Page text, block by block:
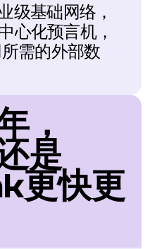
级基础网络，
心化预言机，
需的外部数
，
是
更快更